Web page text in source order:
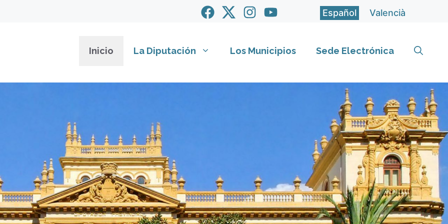
Español Valencià
Inicio La Diputación Los Municipios Sede Electrónica